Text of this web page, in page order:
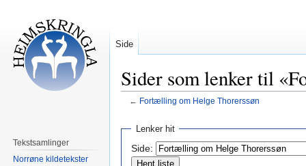
Sider som lenker til
← Fortælling om Helge Thorerssøn
Hopp
navigering
Hopp
søk
Lenker hit
Side:
Side
Tekstsamlinger
Norrøne kildetekster